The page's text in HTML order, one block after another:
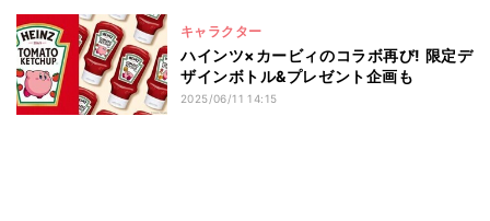
キャラクター
ハインツ×カービィのコラボ再び! 限定デ
ザインボトル&プレゼント企画も
2025/06/11 14:15